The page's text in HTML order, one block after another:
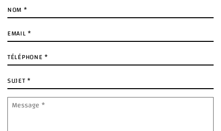
Nom *
E-
mail *
Téléphone *
Sujet *
Message *